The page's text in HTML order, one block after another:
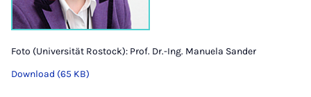
Foto (Universität Rostock): Prof. Dr.-Ing. Manuela Sander
Download (65 KB)